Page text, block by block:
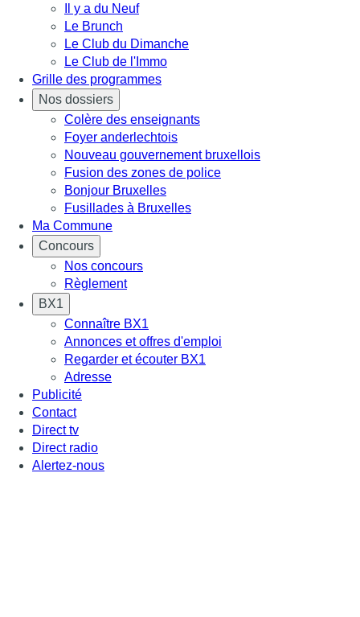
Il y a du Neuf
Le Brunch
Le Club du Dimanche
Le Club de l'Immo
Grille des programmes
Nos dossiers
Colère des enseignants
Foyer anderlechtois
Nouveau gouvernement bruxellois
Fusion des zones de police
Bonjour Bruxelles
Fusillades à Bruxelles
Ma Commune
Concours
Nos concours
Règlement
BX1
Connaître BX1
Annonces et offres d'emploi
Regarder et écouter BX1
Adresse
Publicité
Contact
Direct tv
Direct radio
Alertez-nous